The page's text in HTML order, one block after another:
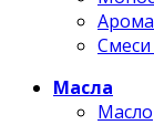
Масла
Масло